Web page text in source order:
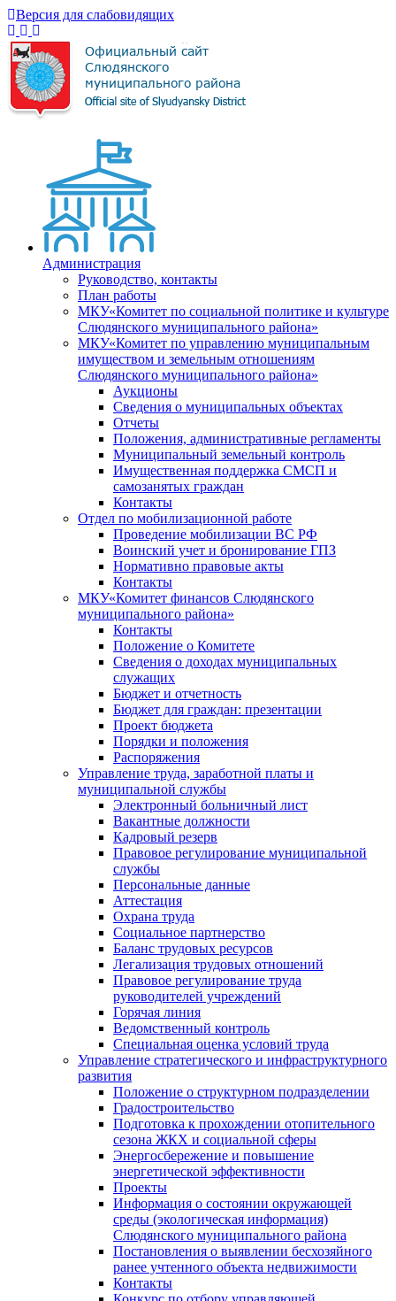
Версия для слабовидящих
Администрация
Руководство, контакты
План работы
МКУ«Комитет по социальной политике и культуре
Слюдянского муниципального района»
МКУ«Комитет по управлению муниципальным
имуществом и земельным отношениям
Слюдянского муниципального района»
Аукционы
Сведения о муниципальных объектах
Отчеты
Положения, административные регламенты
Муниципальный земельный контроль
Имущественная поддержка СМСП и
самозанятых граждан
Контакты
Отдел по мобилизационной работе
Проведение мобилизации ВС РФ
Воинский учет и бронирование ГПЗ
Нормативно правовые акты
Контакты
МКУ«Комитет финансов Слюдянского
муниципального района»
Контакты
Положение о Комитете
Сведения о доходах муниципальных
служащих
Бюджет и отчетность
Бюджет для граждан: презентации
Проект бюджета
Порядки и положения
Распоряжения
Управление труда, заработной платы и
муниципальной службы
Электронный больничный лист
Вакантные должности
Кадровый резерв
Правовое регулирование муниципальной
службы
Персональные данные
Аттестация
Охрана труда
Социальное партнерство
Баланс трудовых ресурсов
Легализация трудовых отношений
Правовое регулирование труда
руководителей учреждений
Горячая линия
Ведомственный контроль
Специальная оценка условий труда
Управление стратегического и инфраструктурного
развития
Положение о структурном подразделении
Градостроительство
Подготовка к прохождении отопительного
сезона ЖКХ и социальной сферы
Энергосбережение и повышение
энергетической эффективности
Проекты
Информация о состоянии окружающей
среды (экологическая информация)
Слюдянского муниципального района
Постановления о выявлении бесхозяйного
ранее учтенного объекта недвижимости
Контакты